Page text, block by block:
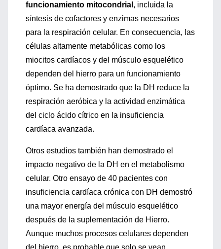
funcionamiento mitocondrial , incluida la
síntesis de cofactores y enzimas necesarios
para la respiración celular. En consecuencia, las
células altamente metabólicas como los
miocitos cardíacos y del músculo esquelético
dependen del hierro para un funcionamiento
óptimo. Se ha demostrado que la DH reduce la
respiración aeróbica y la actividad enzimática
del ciclo ácido cítrico en la insuficiencia
cardíaca avanzada.
Otros estudios también han demostrado el
impacto negativo de la DH en el metabolismo
celular. Otro ensayo de 40 pacientes con
insuficiencia cardíaca crónica con DH demostró
una mayor energía del músculo esquelético
después de la suplementación de Hierro.
Aunque muchos procesos celulares dependen
del hierro, es probable que solo se vean